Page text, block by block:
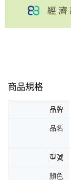
商品規格
品牌
品名
型號
顏色